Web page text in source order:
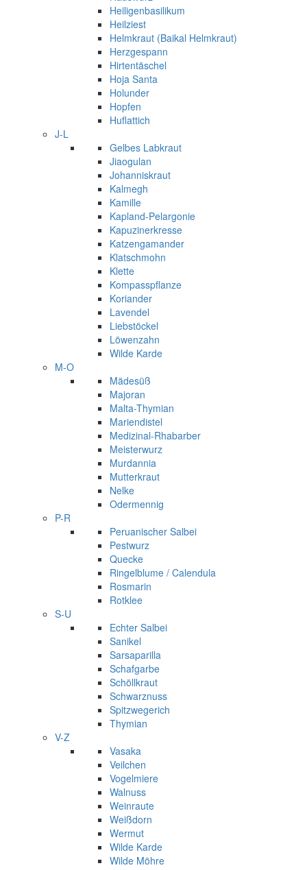
Heiligenbasilikum
Heilziest
Helmkraut (Baikal Helmkraut)
Herzgespann
Hirtentäschel
Hoja Santa
Holunder
Hopfen
Huflattich
J-L
Gelbes Labkraut
Jiaogulan
Johanniskraut
Kalmegh
Kamille
Kapland-Pelargonie
Kapuzinerkresse
Katzengamander
Klatschmohn
Klette
Kompasspflanze
Koriander
Lavendel
Liebstöckel
Löwenzahn
Wilde Karde
M-O
Mädesüß
Majoran
Malta-Thymian
Mariendistel
Medizinal-Rhabarber
Meisterwurz
Murdannia
Mutterkraut
Nelke
Odermennig
P-R
Peruanischer Salbei
Pestwurz
Quecke
Ringelblume / Calendula
Rosmarin
Rotklee
S-U
Echter Salbei
Sanikel
Sarsaparilla
Schafgarbe
Schöllkraut
Schwarznuss
Spitzwegerich
Thymian
V-Z
Vasaka
Veilchen
Vogelmiere
Walnuss
Weinraute
Weißdorn
Wermut
Wilde Karde
Wilde Möhre